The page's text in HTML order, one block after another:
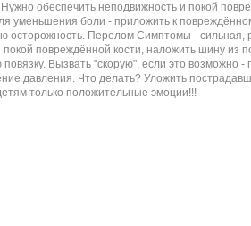
обеспечить неподвижность и покой
уменьшения боли - приложить к
Перелом Симптомы -
повреждённой кости, наложить шину из
Вызвать "скорую", если это
Что делать? Уложить
только положительные эмоции!!!